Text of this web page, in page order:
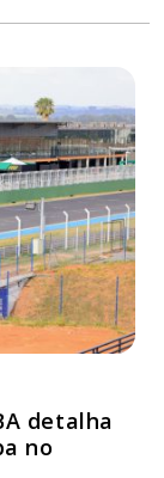
detalha
no